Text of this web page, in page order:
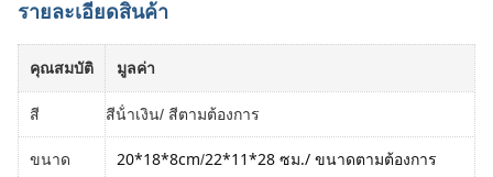
รายละเอียดสินค้า
คุณสมบัติ มูลค่า
สี สีน้ําเงิน/ สีตามต้องการ
ขนาด 20*18*8cm/22*11*28 ซม./ ขนาดตามต้องการ